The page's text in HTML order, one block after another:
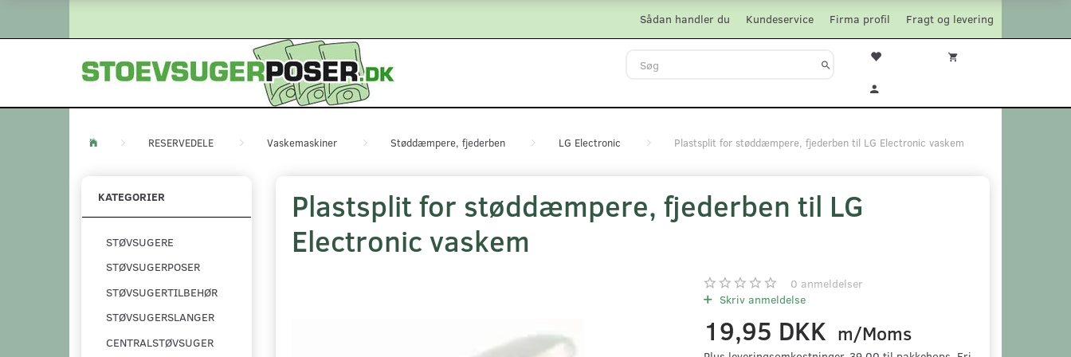
Fragt og levering
Firma profil
Kundeservice
Sådan handler du
RESERVEDELE Vaskemaskiner Støddæmpere, fjederben LG Electronic Plastsplit for støddæmpere, fjederben til LG Electronic vaskem
KATEGORIER
STØVSUGERE
STØVSUGERPOSER
STØVSUGERTILBEHØR
STØVSUGERSLANGER
CENTRALSTØVSUGER
Plastsplit for støddæmpere, fjederben til LG
Electronic vaskem
0 anmeldelser
Skriv anmeldelse
19,95 DKK m/Moms